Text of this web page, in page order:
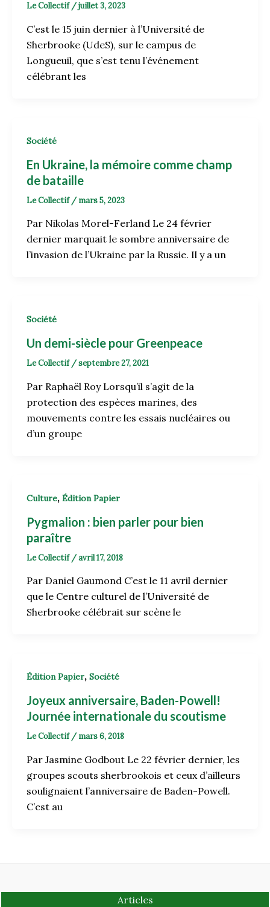
Le Collectif/juillet 3, 2023
C’est le 15 juin dernier à l’Université de
Sherbrooke (UdeS), sur le campus de
Longueuil, que s’est tenu l’événement
célébrant les
Société
En Ukraine, la mémoire comme champ
de bataille
Le Collectif / mars 5, 2023
Par Nikolas Morel-Ferland Le 24 février
dernier marquait le sombre anniversaire de
l’invasion de l’Ukraine par la Russie. Il y a un
Société
Un demi-siècle pour Greenpeace
Le Collectif /septembre 27, 2021
Par Raphaël Roy Lorsqu’il s’agit de la
protection des espèces marines, des
mouvements contre les essais nucléaires ou
d’un groupe
Culture, Édition Papier
Pygmalion : bien parler pour bien
paraître
Le Collectif /avril 17, 2018
Par Daniel Gaumond C’est le 11 avril dernier
que le Centre culturel de l’Université de
Sherbrooke célébrait sur scène le
Édition Papier, Société
Joyeux anniversaire, Baden-Powell!
Journée internationale du scoutisme
Le Collectif / mars 6, 2018
Par Jasmine Godbout Le 22 février dernier, les
groupes scouts sherbrookois et ceux d’ailleurs
soulignaient l’anniversaire de Baden-Powell.
C’est au
Articles